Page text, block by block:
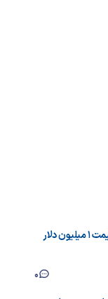
خودرو پرنده AirCar از سال ۲۰۲۶ با قیمت ۱ میلیون دلار
0